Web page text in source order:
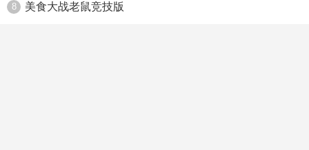
8 美食大战老鼠竞技版